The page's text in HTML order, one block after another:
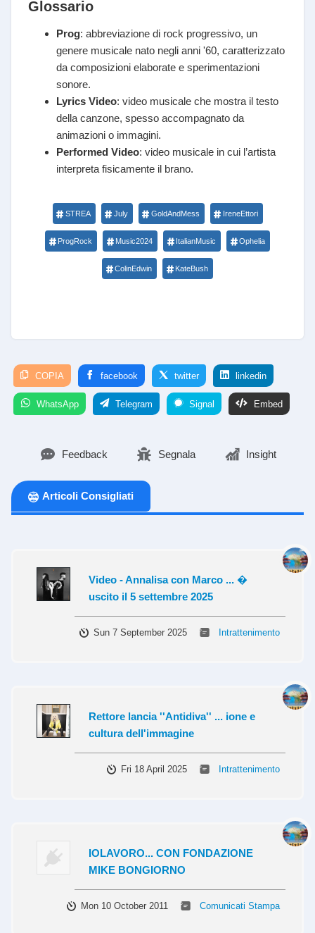
Glossario
Prog: abbreviazione di rock progressivo, un
genere musicale nato negli anni '60, caratterizzato
da composizioni elaborate e sperimentazioni
sonore.
Lyrics Video: video musicale che mostra il testo
della canzone, spesso accompagnato da
animazioni o immagini.
Performed Video: video musicale in cui l’artista
interpreta fisicamente il brano.
STREA July GoldAndMess IreneEttori
ProgRock Music2024 ItalianMusic Ophelia
ColinEdwin KateBush
COPIA facebook twitter linkedin
WhatsApp Telegram Signal Embed
Feedback Segnala Insight
Articoli Consigliati
Video - Annalisa con Marco ... �
uscito il 5 settembre 2025
Sun 7 September 2025 Intrattenimento
Rettore lancia ''Antidiva'' ... ione e
cultura dell'immagine
Fri 18 April 2025 Intrattenimento
IOLAVORO... CON FONDAZIONE
MIKE BONGIORNO
Mon 10 October 2011 Comunicati Stampa